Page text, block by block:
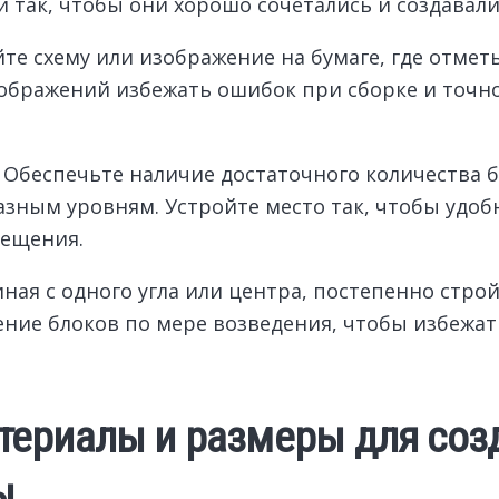
схему или изображение на бумаге, где
избежать ошибок при сборке и
наличие достаточного количества
уровням. Устройте место так, чтобы
с одного угла или центра, постепенно
блоков по мере возведения, чтобы
и размеры для